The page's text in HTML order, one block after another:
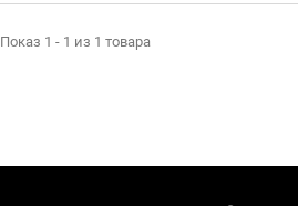
Показ 1 - 1 из 1 товара